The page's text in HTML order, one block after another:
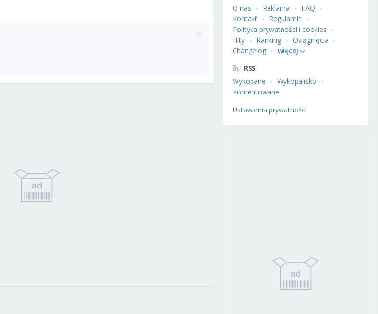
O nas
Reklama
FAQ
Kontakt
Regulamin
Polityka prywatności i cookies
Hity
Ranking
Osiągnięcia
Changelog
więcej
RSS
Wykopane
Wykopalisko
Komentowane
Ustawienia prywatności